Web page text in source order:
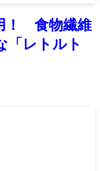
！ 食物繊維
「レトルト